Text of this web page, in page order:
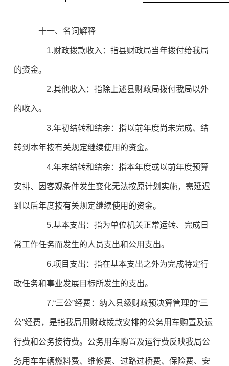
十一、名词解释
1.财政拨款收入：指县财政局当年拨付给我局
的资金。
2.其他收入：指除上述县财政局拨付我局以外
的收入。
3.年初结转和结余：指以前年度尚未完成、结
转到本年按有关规定继续使用的资金。
4.年末结转和结余：指本年度或以前年度预算
安排、因客观条件发生变化无法按原计划实施，需延迟
到以后年度按有关规定继续使用的资金。
5.基本支出：指为单位机关正常运转、完成日
常工作任务而发生的人员支出和公用支出。
6.项目支出：指在基本支出之外为完成特定行
政任务和事业发展目标所发生的支出。
7.“三公”经费：纳入县级财政预决算管理的“三
公”经费，是指我局用财政拨款安排的公务用车购置及运
行费和公务接待费。公务用车购置及运行费反映我局公
务用车车辆燃料费、维修费、过路过桥费、保险费、安